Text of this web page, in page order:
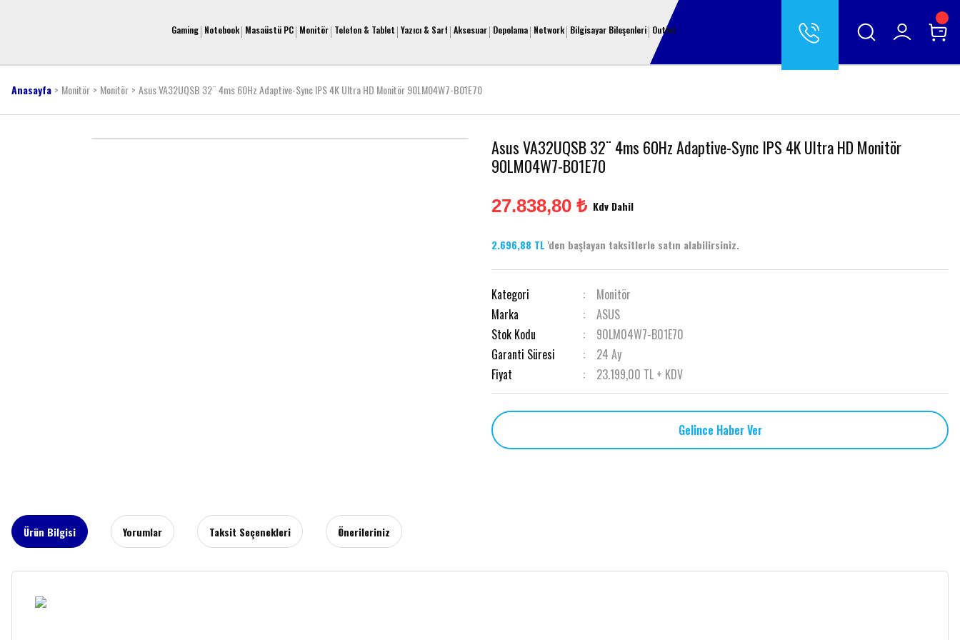
Gaming Notebook Masaüstü PC Monitör Telefon & Tablet Yazıcı & Sarf Aksesuar Depolama Network Bilgisayar Bileşenleri Outlet
Anasayfa Monitör Monitör Asus VA32UQSB 32¨ 4ms 60Hz Adaptive-Sync IPS 4K Ultra HD Monitör 90LM04W7-B01E70
Asus VA32UQSB 32¨ 4ms 60Hz Adaptive-Sync IPS 4K Ultra HD Monitör
90LM04W7-B01E70
27.838,80 ₺ Kdv Dahil
2.696,88 TL 'den başlayan taksitlerle satın alabilirsiniz.
Kategori
Monitör
Marka
ASUS
Stok Kodu
90LM04W7-B01E70
Garanti Süresi
24 Ay
Fiyat
23.199,00 TL + KDV
Gelince Haber Ver
Ürün Bilgisi Yorumlar Taksit Seçenekleri Önerileriniz